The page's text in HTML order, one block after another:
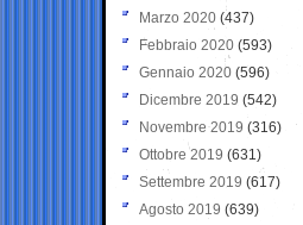
Marzo 2020 (437)
Febbraio 2020 (593)
Gennaio 2020 (596)
Dicembre 2019 (542)
Novembre 2019 (316)
Ottobre 2019 (631)
Settembre 2019 (617)
Agosto 2019 (639)